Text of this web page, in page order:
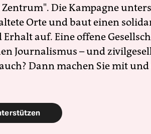
Die Kampagne
Orte und baut einen
Erhalt auf. Eine offene
Journalismus – und
Dann machen Sie mit